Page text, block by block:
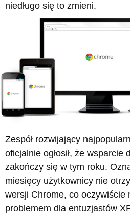
niedługo się to zmieni.
Zespół rozwijający
oficjalnie ogłosił, że wsparcie
zakończy się w tym roku.
miesięcy użytkownicy nie
wersji Chrome, co oczywiście
problemem dla entuzjastów